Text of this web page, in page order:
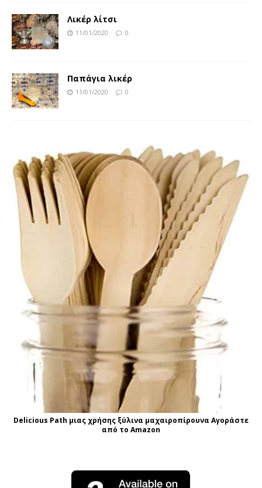
Λικέρ λίτσι
11/01/2020 0
Παπάγια λικέρ
11/01/2020 0
Delicious Path μιας χρήσης ξύλινα μαχαιροπίρουνα Αγοράστε
από το Amazon